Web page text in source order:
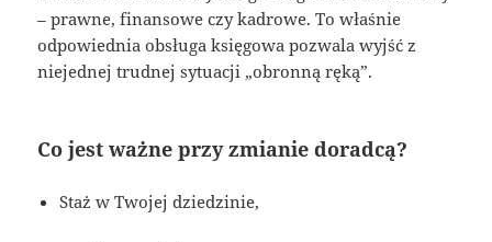
– prawne, finansowe czy kadrowe. To właśnie
odpowiednia obsługa księgowa pozwala wyjść z
niejednej trudnej sytuacji „obronną ręką”.
Co jest ważne przy zmianie doradcą?
Staż w Twojej dziedzinie,